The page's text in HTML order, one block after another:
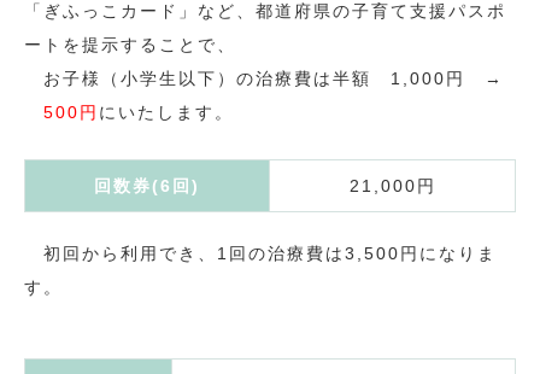
「ぎふっこカード」など、都道府県の子育て支援パスポ
ートを提示することで、
お子様（小学生以下）の治療費は半額 1,000円 →
500円 にいたします。
回数券(6回) 21,000円
初回から利用でき、1回の治療費は3,500円になりま
す。